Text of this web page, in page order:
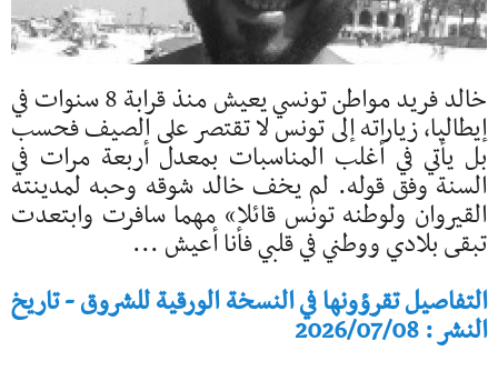
خالد فريد مواطن تونسي يعيش منذ قرابة 8 سنوات في
إيطاليا، زياراته إلى تونس لا تقتصر على الصيف فحسب
بل يأتي في أغلب المناسبات بمعدل أربعة مرات في
السنة وفق قوله. لم يخف خالد شوقه وحبه لمدينته
القيروان ولوطنه تونس قائلا» مهما سافرت وابتعدت
تبقى بلادي ووطني في قلبي فأنا أعيش ...
التفاصيل تقرؤونها في النسخة الورقية للشروق - تاريخ
النشر : 2026/07/08